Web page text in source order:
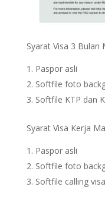
Syarat Visa 3 Bulan
Paspor asli
Softfile foto
Softfile KTP dan
Syarat Visa Kerja
Paspor asli
Softfile foto
Softfile calling